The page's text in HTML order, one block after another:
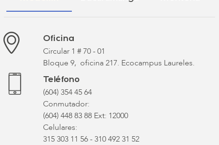
Oficina
Circular 1 # 70 - 01
Bloque 9, oficina 217. Ecocampus Laureles.
Teléfono
(604) 354 45 64
Conmutador:
(604) 448 83 88 Ext: 12000
Celulares:
315 303 11 56 - 310 492 31 52